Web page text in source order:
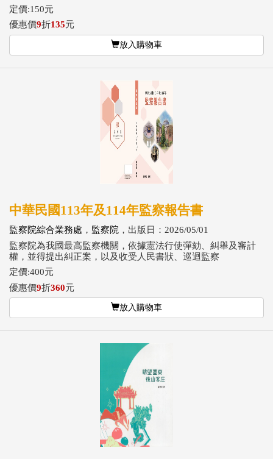
定價:150元
優惠價9折135元
放入購物車
中華民國113年及114年監察報告書
監察院綜合業務處 ， 監察院 ，出版日：2026/05/01
監察院為我國最高監察機關，依據憲法行使彈劾、糾舉及審計
權，並得提出糾正案，以及收受人民書狀、巡迴監察
定價:400元
優惠價9折360元
放入購物車